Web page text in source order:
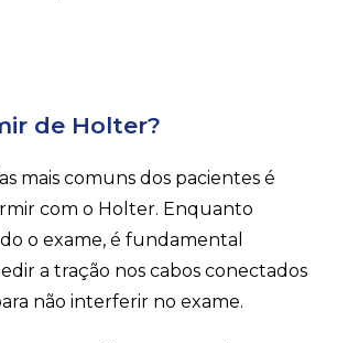
de Holter?
mais comuns dos pacientes é
com o Holter. Enquanto
o exame, é fundamental
a tração nos cabos conectados
não interferir no exame.